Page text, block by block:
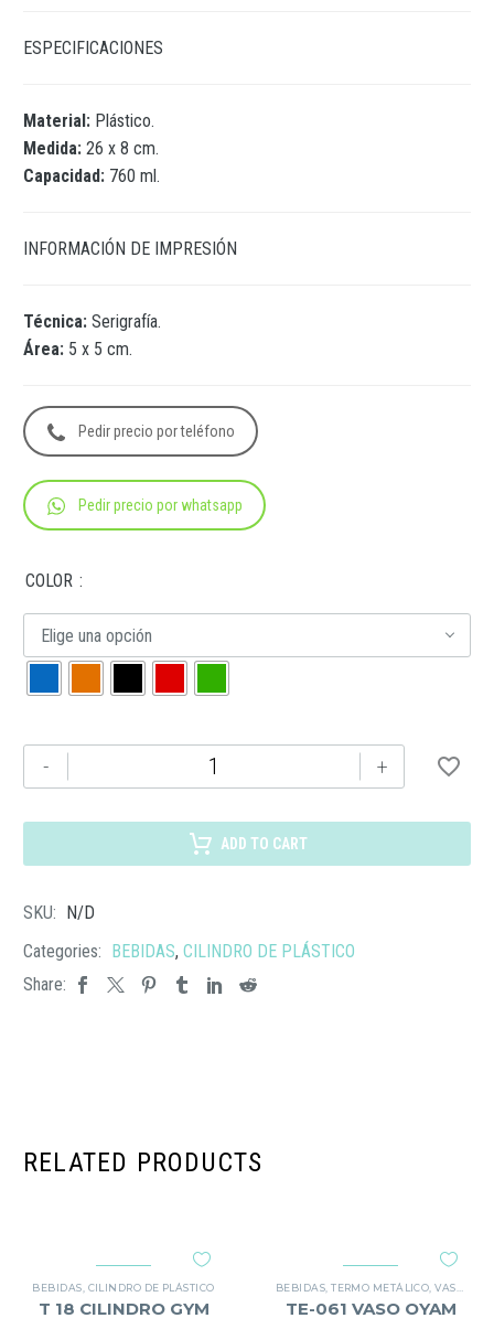
ESPECIFICACIONES
Material: Plástico.
Medida: 26 x 8 cm.
Capacidad: 760 ml.
INFORMACIÓN DE IMPRESIÓN
Técnica: Serigrafía.
Área: 5 x 5 cm.
Pedir precio por teléfono
Pedir precio por whatsapp
COLOR
Elige una opción
-
045
cantidad
+
ADD TO CART
SKU: N/D
Categories: BEBIDAS, CILINDRO DE PLÁSTICO
Share:
RELATED PRODUCTS
BEBIDAS CILINDRO DE PLÁSTICO
T 18 CILINDRO GYM
BEBIDAS ,TERMO METÁLICO ,VASO METÁLICO
TE-061 VASO OYAM